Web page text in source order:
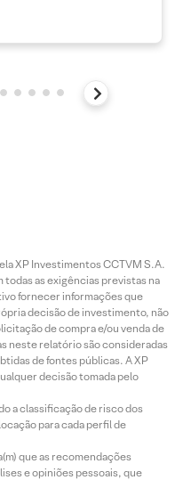
XP Investimentos CCTVM S.A.
todas as exigências previstas na
fornecer informações que
decisão de investimento, não
de compra e/ou venda de
neste relatório são consideradas
de fontes públicas. A XP
decisão tomada pelo
a classificação de risco dos
para cada perfil de
que as recomendações
e opiniões pessoais, que